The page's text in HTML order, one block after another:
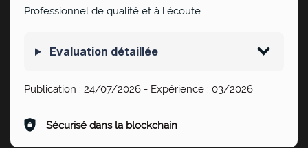
Professionnel de qualité et à l'écoute
Evaluation détaillée
Publication : 24/07/2026 - Expérience : 03/2026
Sécurisé dans la blockchain